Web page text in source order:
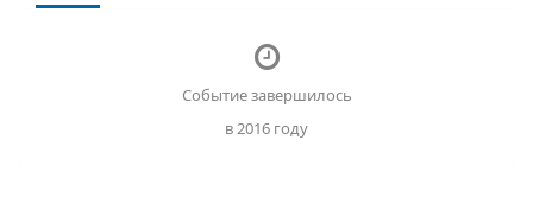
Событие завершилось
в 2016 году